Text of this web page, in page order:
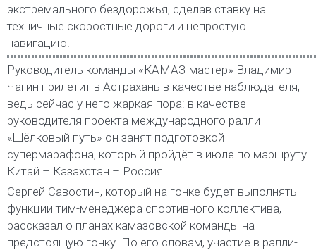
экстремального бездорожья, сделав ставку на
техничные скоростные дороги и непростую
навигацию.
Руководитель команды «КАМАЗ-мастер» Владимир
Чагин прилетит в Астрахань в качестве наблюдателя,
ведь сейчас у него жаркая пора: в качестве
руководителя проекта международного ралли
«Шёлковый путь» он занят подготовкой
супермарафона, который пройдёт в июле по маршруту
Китай – Казахстан – Россия.
Сергей Савостин, который на гонке будет выполнять
функции тим-менеджера спортивного коллектива,
рассказал о планах камазовской команды на
предстоящую гонку. По его словам, участие в ралли-